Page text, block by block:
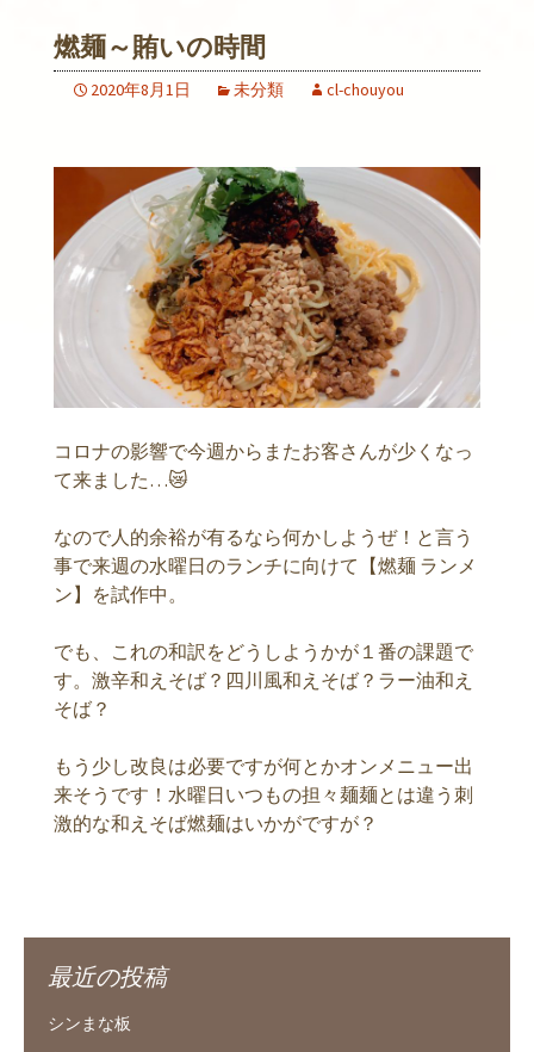
燃麺～賄いの時間
2020年8月1日 未分類 cl-chouyou
コロナの影響で今週からまたお客さんが少くなっ
て来ました…😿
なので人的余裕が有るなら何かしようぜ！と言う
事で来週の水曜日のランチに向けて【燃麺 ランメ
ン】を試作中。
でも、これの和訳をどうしようかが１番の課題で
す。激辛和えそば？四川風和えそば？ラー油和え
そば？
もう少し改良は必要ですが何とかオンメニュー出
来そうです！水曜日いつもの担々麺麺とは違う刺
激的な和えそば燃麺はいかがですが？
最近の投稿
シンまな板